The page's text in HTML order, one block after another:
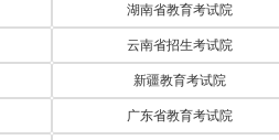
湖南省教育考试院
云南省招生考试院
新疆教育考试院
广东省教育考试院